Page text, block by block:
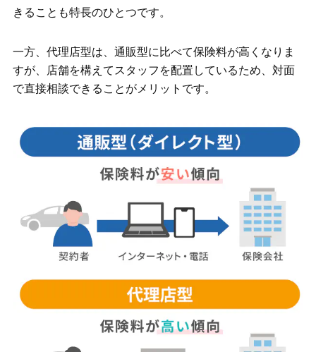
きることも特長のひとつです。
一方、代理店型は、通販型に比べて保険料が高くなりま
すが、店舗を構えてスタッフを配置しているため、対面
で直接相談できることがメリットです。